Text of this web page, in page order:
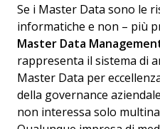
Se i Master Data sono le
informatiche e non – più
Master Data
rappresenta il sistema di
Master Data per
della governance
non interessa solo